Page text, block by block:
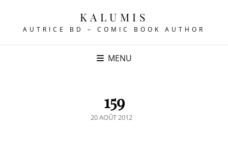
KALUMIS
AUTRICE BD – COMIC BOOK AUTHOR
MENU
159
POSTED
20 AOÛT 2012